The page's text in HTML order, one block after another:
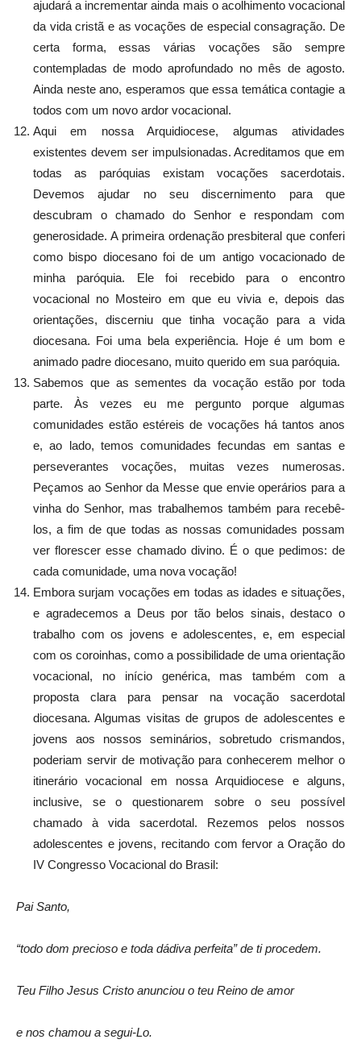
ajudará a incrementar ainda mais o acolhimento vocacional
da vida cristã e as vocações de especial consagração. De
certa forma, essas várias vocações são sempre
contempladas de modo aprofundado no mês de agosto.
Ainda neste ano, esperamos que essa temática contagie a
todos com um novo ardor vocacional.
Aqui em nossa Arquidiocese, algumas atividades
existentes devem ser impulsionadas. Acreditamos que em
todas as paróquias existam vocações sacerdotais.
Devemos ajudar no seu discernimento para que
descubram o chamado do Senhor e respondam com
generosidade. A primeira ordenação presbiteral que conferi
como bispo diocesano foi de um antigo vocacionado de
minha paróquia. Ele foi recebido para o encontro
vocacional no Mosteiro em que eu vivia e, depois das
orientações, discerniu que tinha vocação para a vida
diocesana. Foi uma bela experiência. Hoje é um bom e
animado padre diocesano, muito querido em sua paróquia.
Sabemos que as sementes da vocação estão por toda
parte. Às vezes eu me pergunto porque algumas
comunidades estão estéreis de vocações há tantos anos
e, ao lado, temos comunidades fecundas em santas e
perseverantes vocações, muitas vezes numerosas.
Peçamos ao Senhor da Messe que envie operários para a
vinha do Senhor, mas trabalhemos também para recebê-
los, a fim de que todas as nossas comunidades possam
ver florescer esse chamado divino. É o que pedimos: de
cada comunidade, uma nova vocação!
Embora surjam vocações em todas as idades e situações,
e agradecemos a Deus por tão belos sinais, destaco o
trabalho com os jovens e adolescentes, e, em especial
com os coroinhas, como a possibilidade de uma orientação
vocacional, no início genérica, mas também com a
proposta clara para pensar na vocação sacerdotal
diocesana. Algumas visitas de grupos de adolescentes e
jovens aos nossos seminários, sobretudo crismandos,
poderiam servir de motivação para conhecerem melhor o
itinerário vocacional em nossa Arquidiocese e alguns,
inclusive, se o questionarem sobre o seu possível
chamado à vida sacerdotal. Rezemos pelos nossos
adolescentes e jovens, recitando com fervor a Oração do
IV Congresso Vocacional do Brasil:
Pai Santo,
“todo dom precioso e toda dádiva perfeita” de ti procedem.
Teu Filho Jesus Cristo anunciou o teu Reino de amor
e nos chamou a segui-Lo.